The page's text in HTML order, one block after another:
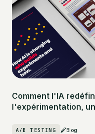
Comment l'IA
l'expérimentation,
A/B TESTING Blog